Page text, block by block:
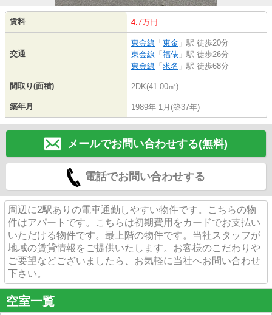
賃料 4.7万円
交通
東金線 「東金 」駅 徒歩20分
東金線 「福俵 」駅 徒歩26分
東金線 「求名 」駅 徒歩68分
間取り(面積) 2DK(41.00㎡)
築年月 1989年 1月(築37年)
メールでお問い合わせする(無料)
電話でお問い合わせする
周辺に2駅ありの電車通勤しやすい物件です。こちらの物
件はアパートです。こちらは初期費用をカードでお支払い
いただける物件です。最上階の物件です。当社スタッフが
地域の賃貸情報をご提供いたします。お客様のこだわりや
ご要望などございましたら、お気軽に当社へお問い合わせ
下さい。
空室一覧